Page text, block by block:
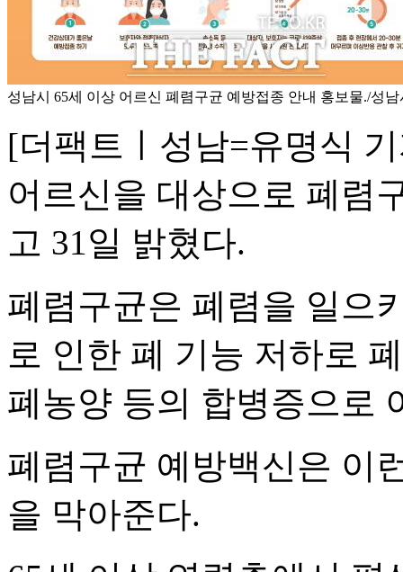
성남시 65세 이상 어르신 폐렴구균 예방접종 안내 홍보물./성남
[더팩트ㅣ성남=유명식
어르신을 대상으로 폐렴
고 31일 밝혔다.
폐렴구균은 폐렴을 일으
로 인한 폐 기능 저하로
폐농양 등의 합병증으로
폐렴구균 예방백신은 이
을 막아준다.